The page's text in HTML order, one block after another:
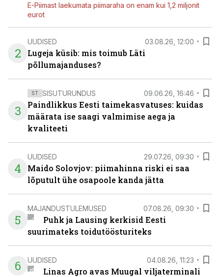
E-Piimast laekumata piimaraha on enam kui 1,2 miljonit
eurot
2
UUDISED 03.08.26, 12:00
Lugeja küsib: mis toimub Läti
põllumajanduses?
3
ST SISUTURUNDUS 09.06.26, 16:46
Paindlikkus Eesti taimekasvatuses: kuidas
määrata ise saagi valmimise aega ja
kvaliteeti
4
UUDISED 29.07.26, 09:30
Maido Solovjov: piimahinna riski ei saa
lõputult ühe osapoole kanda jätta
5
MAJANDUSTULEMUSED 07.08.26, 09:30
Puhk ja Lausing kerkisid Eesti
suurimateks toidutöösturiteks
6 UUDISED 04.08.26, 11:23
Linas Agro avas Muugal viljaterminali